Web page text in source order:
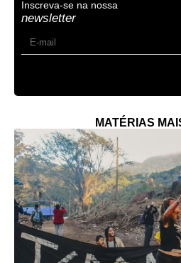
Inscreva-se na nossa
newsletter
MATÉRIAS